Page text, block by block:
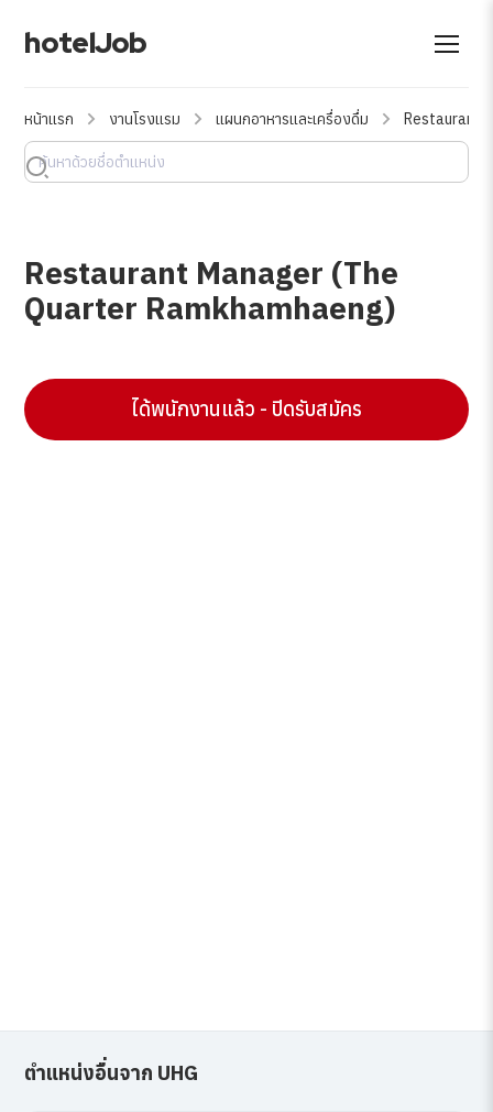
hotelJob
หน้าแรก งานโรงแรม แผนกอาหารและเครื่องดื่ม Restaurant
Restaurant Manager (The
Quarter Ramkhamhaeng)
ได้พนักงานแล้ว - ปิดรับสมัคร
ตำแหน่งอื่นจาก UHG